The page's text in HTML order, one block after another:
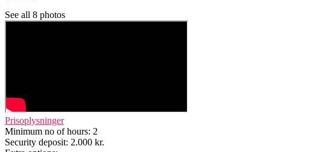
See all 8 photos
Prisoplysninger
Minimum no of hours: 2
Security deposit: 2.000 kr.